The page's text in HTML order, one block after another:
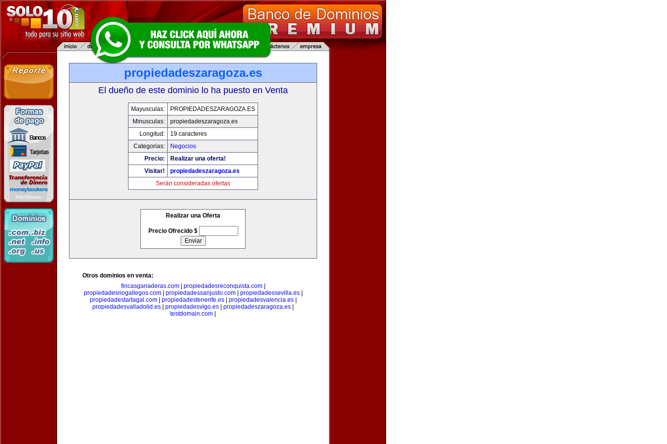
propiedadeszaragoza.es
El dueño de este dominio lo ha puesto en Venta
Mayusculas:
PROPIEDADESZARAGOZA.ES
Minusculas:
propiedadeszaragoza.es
Longitud:
19 caracteres
Categorias:
Negocios
Precio:
Realizar una oferta!
Visitar!
propiedadeszaragoza.es
Serán consideradas ofertas
Realizar una Oferta
Precio Ofrecido $
Otros dominios en venta:
fincasganaderas.com| propiedadesreconquista.com|
propiedadesriogallegos.com| propiedadessanjusto.com| propiedadessevilla.es|
propiedadestartagal.com| propiedadestenerife.es| propiedadesvalencia.es|
propiedadesvalladolid.es
propiedadesvigo.es propiedadeszaragoza.es
testdomain.com